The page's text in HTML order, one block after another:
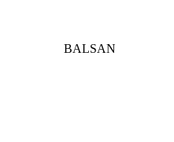
BALSAN